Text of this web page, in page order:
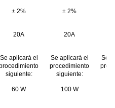
± 2% ± 2%
20A 20A
Se aplicará el
siguiente:
Se aplicará el
procedimiento
siguiente:
Se
60 W 100 W